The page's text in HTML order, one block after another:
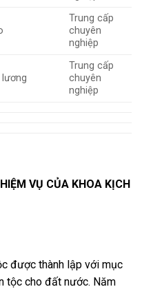
Trung cấp
chuyên
nghiệp
Trung cấp
chuyên
nghiệp
VỤ CỦA KHOA KỊCH
được thành lập với mục
tộc cho đất nước. Năm